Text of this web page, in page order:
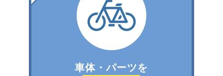
車体・パーツを